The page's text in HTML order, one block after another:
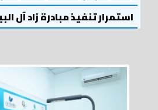
استمرار تنفيذ مبادرة زاد آل